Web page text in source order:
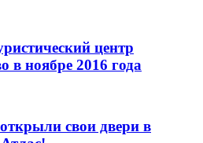
центр
в ноябре 2016 года
свои двери в